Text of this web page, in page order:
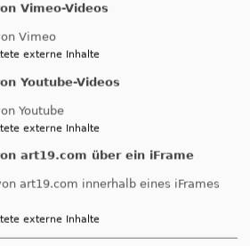
bei der Feuerwehr
Kunterbunt
Feuerwehr
Vimeo-Videos
Vimeo
externe Inhalte
Youtube-Videos
Youtube
externe Inhalte
art19.com über ein iFrame
art19.com innerhalb eines iFrames
externe Inhalte